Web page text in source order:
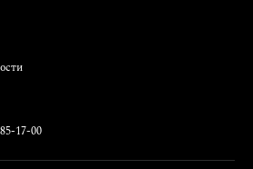
17-00